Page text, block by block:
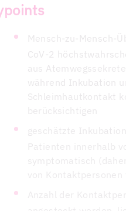
Mensch-zu-Mensch-
CoV-2
aus
während Inkubation
Schleimhautkontakt
berücksichtigen